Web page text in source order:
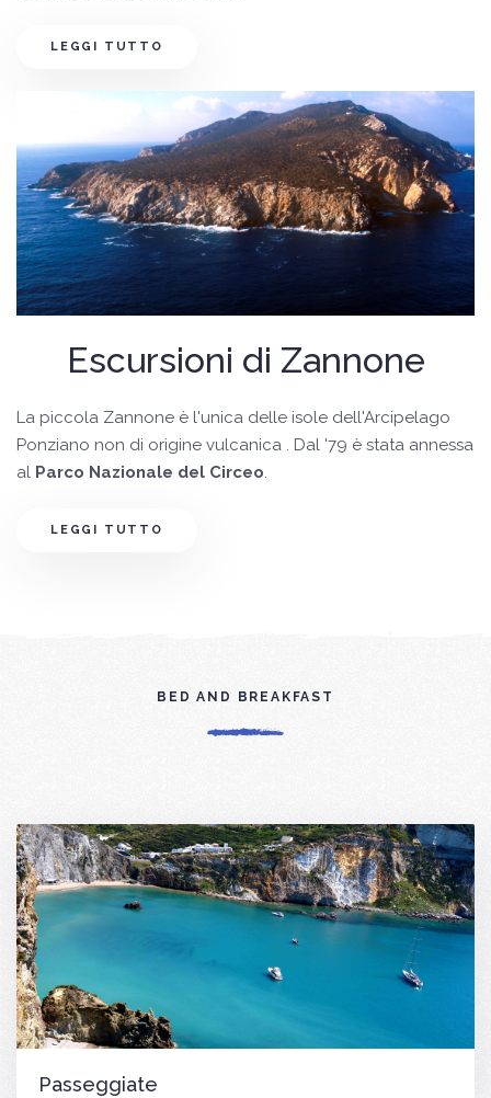
LEGGI TUTTO
Escursioni di Zannone
La piccola Zannone è l'unica delle isole dell'Arcipelago
Ponziano non di origine vulcanica . Dal '79 è stata annessa
al Parco Nazionale del Circeo.
LEGGI TUTTO
BED AND BREAKFAST
Passeggiate